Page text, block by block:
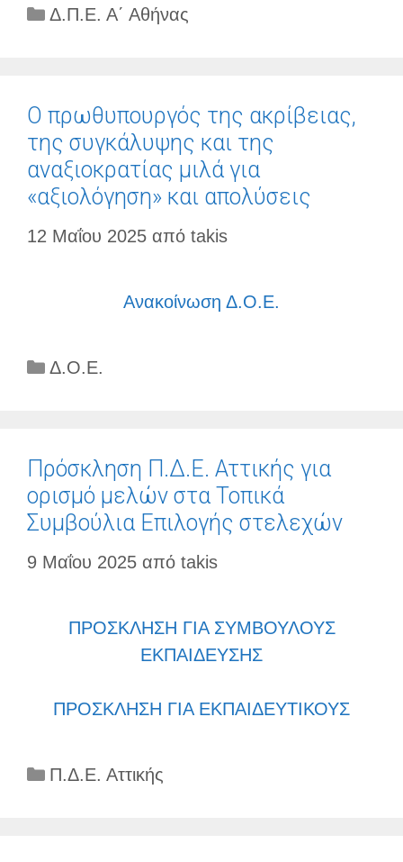
Κατηγορίες
Δ.Π.Ε. Α΄ Αθήνας
Ο πρωθυπουργός της ακρίβειας,
της συγκάλυψης και της
αναξιοκρατίας μιλά για
«αξιολόγηση» και απολύσεις
12 Μαΐου 2025 από takis
Ανακοίνωση Δ.Ο.Ε.
Κατηγορίες
Δ.Ο.Ε.
Πρόσκληση Π.Δ.Ε. Αττικής για
ορισμό μελών στα Τοπικά
Συμβούλια Επιλογής στελεχών
9 Μαΐου 2025 από takis
ΠΡΟΣΚΛΗΣΗ ΓΙΑ ΣΥΜΒΟΥΛΟΥΣ
ΕΚΠΑΙΔΕΥΣΗΣ
ΠΡΟΣΚΛΗΣΗ ΓΙΑ ΕΚΠΑΙΔΕΥΤΙΚΟΥΣ
Κατηγορίες
Π.Δ.Ε. Αττικής